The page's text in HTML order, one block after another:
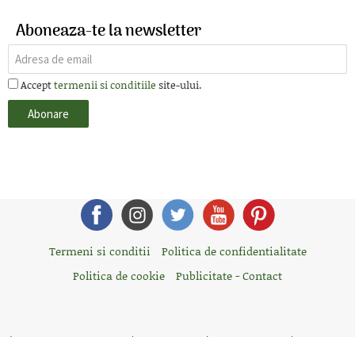
Aboneaza-te la newsletter
Accepttermenii si conditiile site-ului.
Termeni si conditii
Politica de confidentialitate
Politica de cookie
Publicitate - Contact